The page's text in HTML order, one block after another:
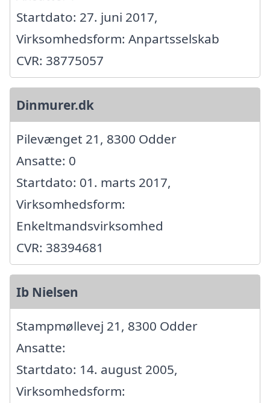
Startdato: 27. juni 2017,
Virksomhedsform: Anpartsselskab
CVR: 38775057
Dinmurer.dk
Pilevænget 21, 8300 Odder
Ansatte: 0
Startdato: 01. marts 2017,
Virksomhedsform:
Enkeltmandsvirksomhed
CVR: 38394681
Ib Nielsen
Stampmøllevej 21, 8300 Odder
Ansatte:
Startdato: 14. august 2005,
Virksomhedsform: